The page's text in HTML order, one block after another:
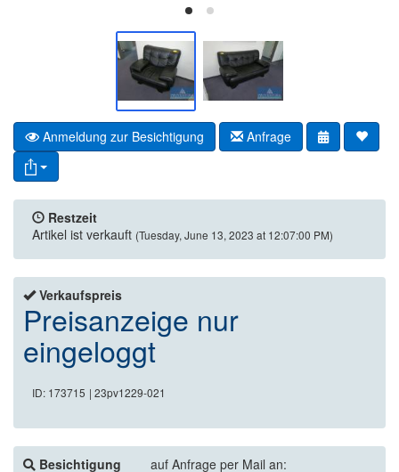
Anmeldung zur Besichtigung Anfrage
Restzeit
Artikel ist verkauft (Tuesday, June 13, 2023 at 12:07:00 PM)
Verkaufspreis
Preisanzeige nur
eingeloggt
ID: 173715 | 23pv1229-021
Besichtigung
auf Anfrage per Mail an: